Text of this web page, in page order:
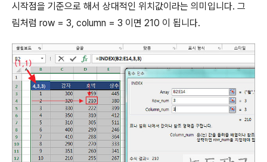
시작점을 기준으로 해서 상대적인 위치값이라는 의미입니다. 그
림처럼 row = 3, column = 3 이면 210 이 됩니다.